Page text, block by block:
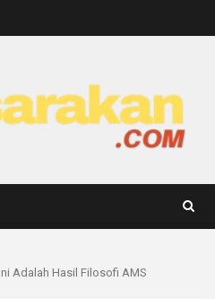
Adalah Hasil Filosofi AMS